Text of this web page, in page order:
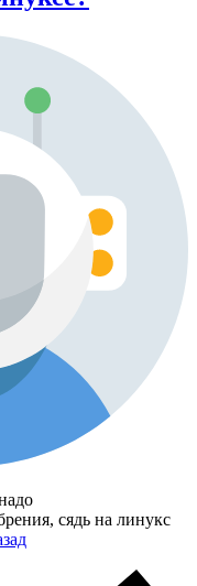
сядь на линукс